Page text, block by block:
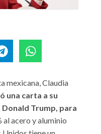
mexicana, Claudia
una carta a su
Trump, para
al acero y aluminio